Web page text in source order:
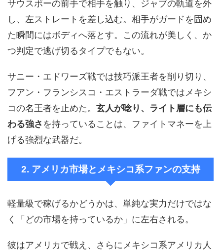
サウスポーの前手で相手を触り、ジャブの軌道を外
し、左ストレートを差し込む。相手がガードを固め
た瞬間にはボディへ落とす。この流れが美しく、か
つ判定で逃げ切るタイプでもない。
サニー・エドワーズ戦では技巧派王者を削り切り、
フアン・フランシスコ・エストラーダ戦ではメキシ
コの名王者を止めた。 玄人が唸り、ライト層にも伝
わる強さ を持っていることは、ファイトマネーを上
げる強烈な武器だ。
2. アメリカ市場とメキシコ系ファンの支持
軽量級で稼げるかどうかは、単純な実力だけではな
く「どの市場を持っているか」に左右される。
彼はアメリカで戦え、さらにメキシコ系アメリカ人